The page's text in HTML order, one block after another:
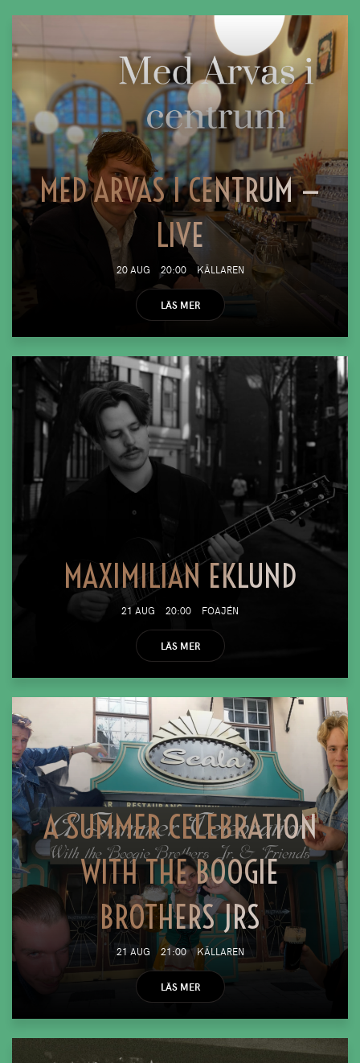
MED ARVAS I CENTRUM —
LIVE
20 AUG 20:00 KÄLLAREN
LÄS MER
MAXIMILIAN EKLUND
21 AUG 20:00 FOAJÉN
LÄS MER
A SUMMER CELEBRATION
WITH THE BOOGIE
BROTHERS JRS
21 AUG 21:00 KÄLLAREN
LÄS MER